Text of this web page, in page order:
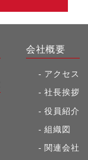
会社概要
アクセス
社長挨拶
役員紹介
組織図
関連会社